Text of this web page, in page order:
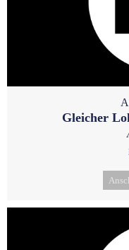
Gleicher